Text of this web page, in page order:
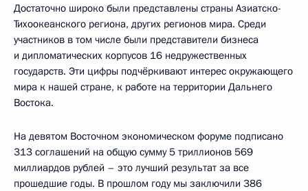
Достаточно широко были представлены страны Азиатско-
Тихоокеанского региона, других регионов мира. Среди
участников в том числе были представители бизнеса
и дипломатических корпусов 16 недружественных
государств. Эти цифры подчёркивают интерес окружающего
мира к нашей стране, к работе на территории Дальнего
Востока.
На девятом Восточном экономическом форуме подписано
313 соглашений на общую сумму 5 триллионов 569
миллиардов рублей – это лучший результат за все
прошедшие годы. В прошлом году мы заключили 386